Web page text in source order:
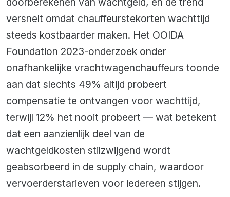
versnelt omdat chauffeurstekorten wachttijd
steeds kostbaarder maken. Het OOIDA
Foundation 2023-onderzoek onder
onafhankelijke vrachtwagenchauffeurs toonde
aan dat slechts 49% altijd probeert
compensatie te ontvangen voor wachttijd,
terwijl 12% het nooit probeert — wat betekent
dat een aanzienlijk deel van de
wachtgeldkosten stilzwijgend wordt
geabsorbeerd in de supply chain, waardoor
vervoerderstarieven voor iedereen stijgen.